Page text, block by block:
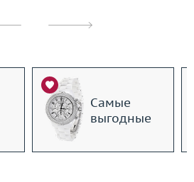
Самые
выгодные